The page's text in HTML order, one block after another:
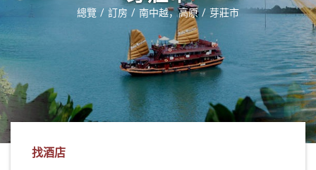
南
接
-
總覽 訂房 南中越，高原 芽莊市
找酒店